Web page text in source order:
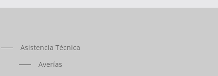
Asistencia Técnica
Averías